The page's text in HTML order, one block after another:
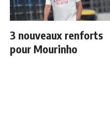
3 nouveaux renforts
pour Mourinho